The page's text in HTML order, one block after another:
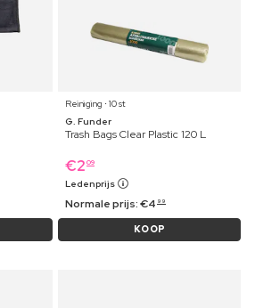
Reiniging ⋅ 10 st
G. Funder
Trash Bags Clear Plastic 120 L
€2 09
Ledenprijs
Normale prijs:€4 99
KOOP